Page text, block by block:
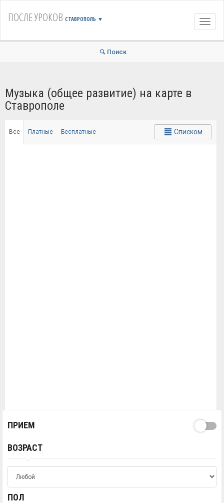
ПОСЛЕ УРОКОВ СТАВРОПОЛЬ ▼
Поиск
Музыка (общее развитие) на карте в
Ставрополе
Все Платные Бесплатные Списком
ПРИЕМ
ВОЗРАСТ
ПОЛ